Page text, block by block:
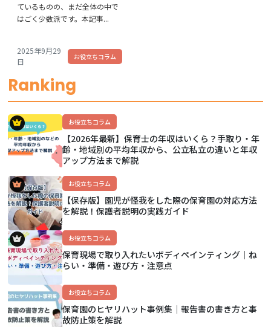
ているものの、まだ全体の中で
はごく少数派です。本記事...
2025年9月29
日
お役立ちコラム
Ranking
お役立ちコラム
【2026年最新】保育士の年収はいくら？手取り・年
齢・地域別の平均年収から、公立私立の違いと年収
アップ方法まで解説
お役立ちコラム
【保存版】園児が怪我をした際の保育園の対応方法
を解説！保護者説明の実践ガイド
お役立ちコラム
保育現場で取り入れたいボディペインティング｜ね
らい・準備・遊び方・注意点
お役立ちコラム
保育園のヒヤリハット事例集｜報告書の書き方と事
故防止策を解説